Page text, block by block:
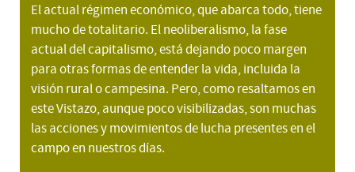
El actual régimen económico, que abarca todo, tiene
mucho de totalitario. El neoliberalismo, la fase
actual del capitalismo, está dejando poco margen
para otras formas de entender la vida, incluida la
visión rural o campesina. Pero, como resaltamos en
este Vistazo, aunque poco visibilizadas, son muchas
las acciones y movimientos de lucha presentes en el
campo en nuestros días.